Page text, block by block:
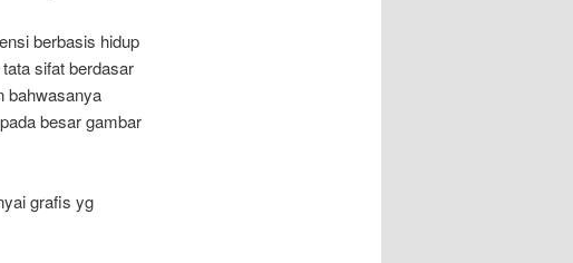
berbasis hidup
sifat berdasar
bahwasanya
besar gambar
grafis yg